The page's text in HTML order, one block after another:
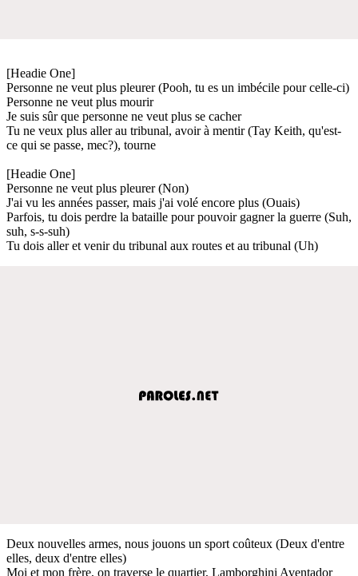
[Headie One]
Personne ne veut plus pleurer (Pooh, tu es un imbécile pour celle-ci)
Personne ne veut plus mourir
Je suis sûr que personne ne veut plus se cacher
Tu ne veux plus aller au tribunal, avoir à mentir (Tay Keith, qu'est-
ce qui se passe, mec?), tourne
[Headie One]
Personne ne veut plus pleurer (Non)
J'ai vu les années passer, mais j'ai volé encore plus (Ouais)
Parfois, tu dois perdre la bataille pour pouvoir gagner la guerre (Suh,
suh, s-s-suh)
Tu dois aller et venir du tribunal aux routes et au tribunal (Uh)
Deux nouvelles armes, nous jouons un sport coûteux (Deux d'entre
elles, deux d'entre elles)
Moi et mon frère, on traverse le quartier, Lamborghini Aventador